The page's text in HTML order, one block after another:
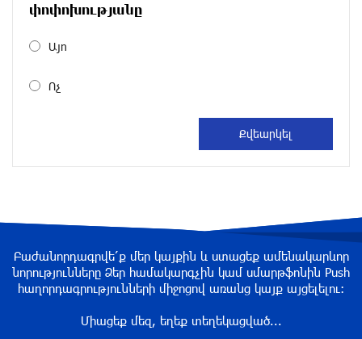
Размик Марукян стал обладателем бронзовой
избежать энергодефицита в Армении: Алексей
около одного месяца назад
На автодороге Ереван-Севан произошел
около одного месяца назад
փոփոխությանը
Այո
Ոչ
Բաժանորդագրվե՛ք մեր կայքին և ստացեք ամենակարևոր
նորությունները Ձեր համակարգչին կամ սմարթֆոնին Push
հաղորդագրությունների միջոցով առանց կայք այցելելու։
Միացեք մեզ, եղեք տեղեկացված...